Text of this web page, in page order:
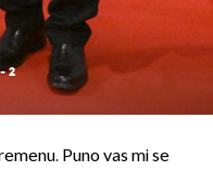
2
Puno vas mi se